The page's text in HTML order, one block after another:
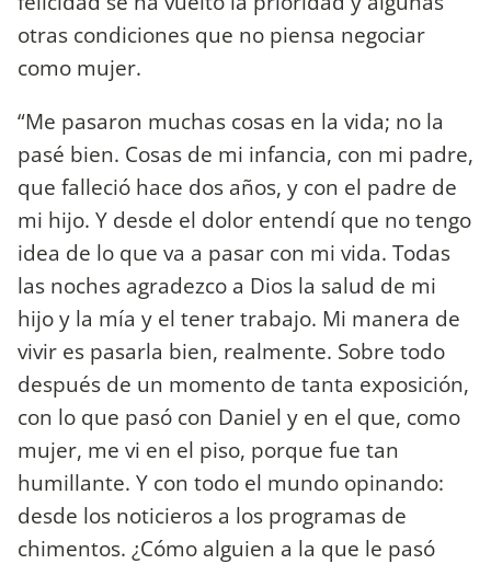
otras condiciones que no piensa negociar
como mujer.
“Me pasaron muchas cosas en la vida; no la
pasé bien. Cosas de mi infancia, con mi padre,
que falleció hace dos años, y con el padre de
mi hijo. Y desde el dolor entendí que no tengo
idea de lo que va a pasar con mi vida. Todas
las noches agradezco a Dios la salud de mi
hijo y la mía y el tener trabajo. Mi manera de
vivir es pasarla bien, realmente. Sobre todo
después de un momento de tanta exposición,
con lo que pasó con Daniel y en el que, como
mujer, me vi en el piso, porque fue tan
humillante. Y con todo el mundo opinando:
desde los noticieros a los programas de
chimentos. ¿Cómo alguien a la que le pasó